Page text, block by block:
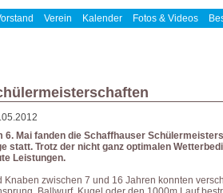
Verein Kalender Fotos & Videos
6. Mai fanden die Schaffhauser
statt. Trotz der nicht ganz optimalen
Leistungen.
Knaben zwischen 7 und 16 Jahren konnten